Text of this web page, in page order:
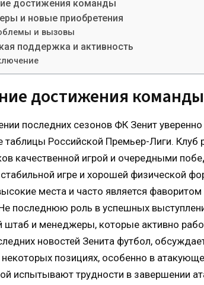
достижения команды
и новые приобретения
и вызовы
поддержка и активность
достижения команды
последних сезонов ФК Зенит
таблицы Российской Премьер-Лиги. Клуб
качественной игрой и очередными
игре и хорошей физической
места и часто является
последнюю роль в успешных
штаб и менеджеры, которые активно
новостей Зенита футбол,
некоторых позициях, особенно в
испытывают трудности в завершении